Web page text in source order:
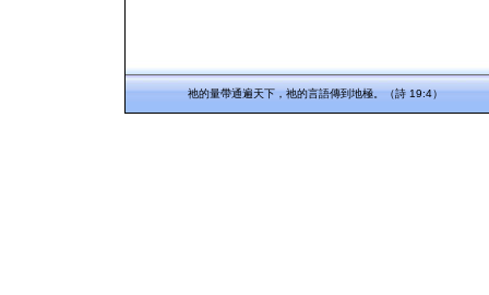
祂的量帶通遍天下，祂的言語傳到地極。（詩 19:4）